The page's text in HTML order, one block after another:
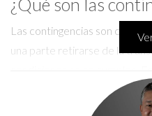
¿Qué son las
Las contingencias son
una parte retirarse de la
pero su propósito principal
la transacción. Por ejemplo,